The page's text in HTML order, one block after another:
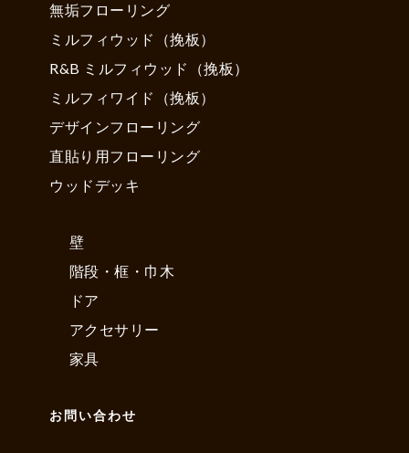
無垢フローリング
ミルフィウッド（挽板）
R&B ミルフィウッド（挽板）
ミルフィワイド（挽板）
デザインフローリング
直貼り用フローリング
ウッドデッキ
壁
階段・框・巾木
ドア
アクセサリー
家具
お問い合わせ